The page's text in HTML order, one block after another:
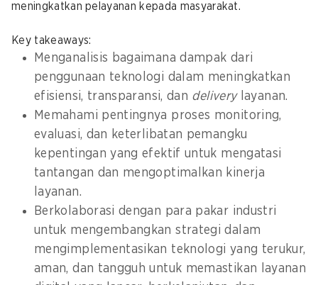
meningkatkan pelayanan kepada masyarakat.
Key takeaways:
Menganalisis bagaimana dampak dari
penggunaan teknologi dalam meningkatkan
efisiensi, transparansi, dan delivery layanan.
Memahami pentingnya proses monitoring,
evaluasi, dan keterlibatan pemangku
kepentingan yang efektif untuk mengatasi
tantangan dan mengoptimalkan kinerja
layanan.
Berkolaborasi dengan para pakar industri
untuk mengembangkan strategi dalam
mengimplementasikan teknologi yang terukur,
aman, dan tangguh untuk memastikan layanan